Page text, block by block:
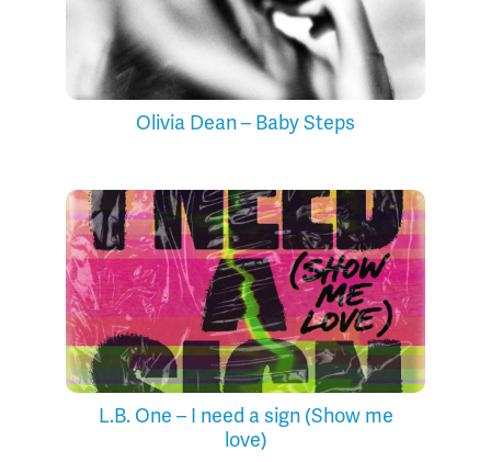
Olivia Dean – Baby Steps
L.B. One – I need a sign (Show me
love)